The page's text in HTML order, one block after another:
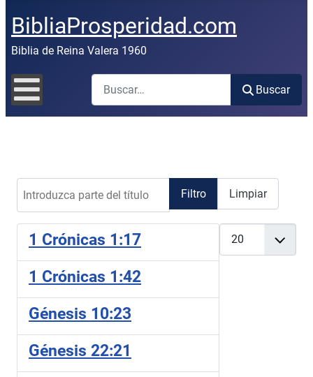
BibliaProsperidad.com
Biblia de Reina Valera 1960
Buscar
Buscar
Filtro Limpiar
1 Crónicas 1:17
1 Crónicas 1:42
Génesis 10:23
Génesis 22:21